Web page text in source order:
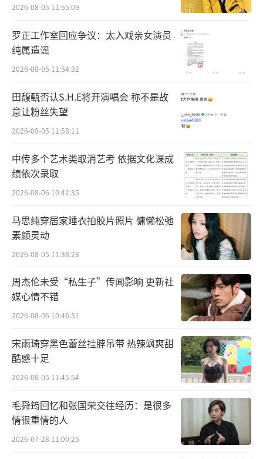
细腻日常倒映生活五味
逗趣画风传递邻里温情
《小巷人家》主要围绕20世纪70年代末，
同住在苏州棉纺厂家属区一条小巷里的庄、林
两个家庭展开。恢复高考、知青返城和改革开
放等时代变迁让两家家长和孩子们的命运都发
生了翻天覆地的变化。两家人在社会的变迁中
互相牵挂，用平凡百姓骨子里的温暖底色，共
2026-08-05 11:55:09
罗正工作室回应争议：太入戏亲女演员
纯属造谣
2026-08-05 11:54:32
田馥甄否认S.H.E将开演唱会 称不是故
意让粉丝失望
2026-08-05 11:58:11
中传多个艺术类取消艺考 依据文化课成
绩依次录取
2026-08-06 10:42:35
马思纯穿居家睡衣拍胶片照片 慵懒松弛
素颜灵动
2026-08-05 11:38:23
周杰伦未受“私生子”传闻影响 更新社
媒心情不错
2026-08-06 10:46:31
宋雨琦穿黑色蕾丝挂脖吊带 热辣飒爽甜
酷感十足
2026-08-05 11:45:54
毛舜筠回忆和张国荣交往经历：是很多
情很重情的人
2026-07-28 11:00:25